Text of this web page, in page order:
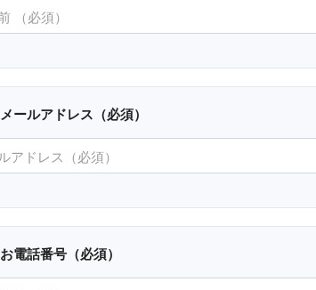
メールアドレス（必須）
お電話番号（必須）